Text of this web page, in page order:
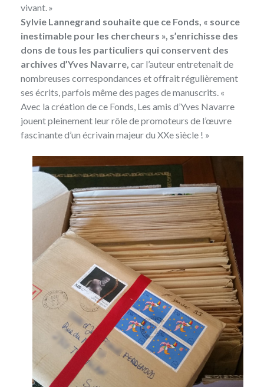
vivant. »
Sylvie Lannegrand souhaite que ce Fonds, « source
inestimable pour les chercheurs », s’enrichisse des
dons de tous les particuliers qui conservent des
archives d’Yves Navarre, car l’auteur entretenait de
nombreuses correspondances et offrait régulièrement
ses écrits, parfois même des pages de manuscrits. «
Avec la création de ce Fonds, Les amis d’Yves Navarre
jouent pleinement leur rôle de promoteurs de l’œuvre
fascinante d’un écrivain majeur du XXe siècle ! »